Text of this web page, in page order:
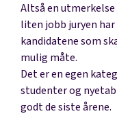
Altså en
liten jobb juryen
kandidatene som
mulig måte.
Det er en egen
studenter og
godt de siste årene.